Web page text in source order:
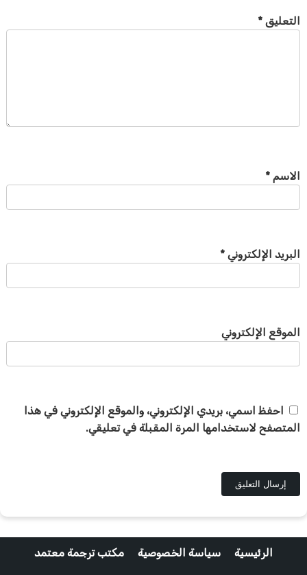
التعليق *
الاسم *
البريد الإلكتروني *
الموقع الإلكتروني
احفظ اسمي، بريدي الإلكتروني، والموقع الإلكتروني في هذا
المتصفح لاستخدامها المرة المقبلة في تعليقي.
الرئيسية سياسة الخصوصية مكتب ترجمة معتمد